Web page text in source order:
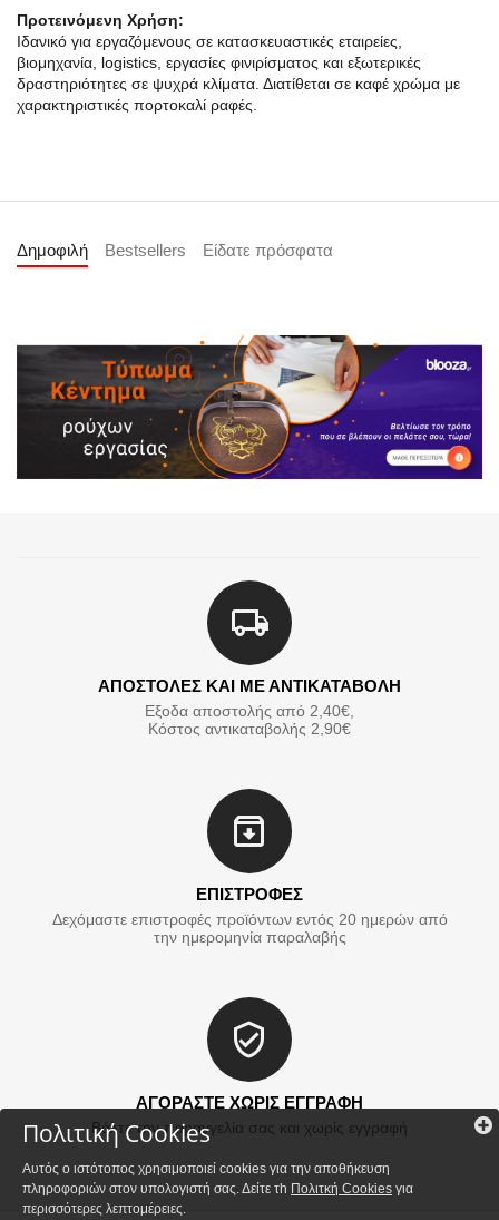
Προτεινόμενη Χρήση:
Ιδανικό για εργαζόμενους σε κατασκευαστικές εταιρείες,
βιομηχανία, logistics, εργασίες φινιρίσματος και εξωτερικές
δραστηριότητες σε ψυχρά κλίματα. Διατίθεται σε καφέ χρώμα με
χαρακτηριστικές πορτοκαλί ραφές.
Δημοφιλή Bestsellers Είδατε πρόσφατα
ΑΠΟΣΤΟΛΕΣ ΚΑΙ ΜΕ ΑΝΤΙΚΑΤΑΒΟΛΗ
Εξοδα αποστολής από 2,40€,
Κόστος αντικαταβολής 2,90€
ΕΠΙΣΤΡΟΦΕΣ
Δεχόμαστε επιστροφές προϊόντων εντός 20 ημερών από
την ημερομηνία παραλαβής
ΑΓΟΡΑΣΤΕ ΧΩΡΙΣ ΕΓΓΡΑΦΗ
Βάλτε την παραγγελία σας και χωρίς εγγραφή
Πολιτική Cookies
Αυτός ο ιστότοπος χρησιμοποιεί cookies για την αποθήκευση
πληροφοριών στον υπολογιστή σας. Δείτε τh Πολιτκή Cookies για
περισσότερες λεπτομέρειες.